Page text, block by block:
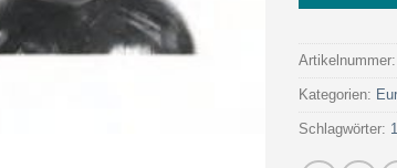
Kategorien:
Schlagwörter: